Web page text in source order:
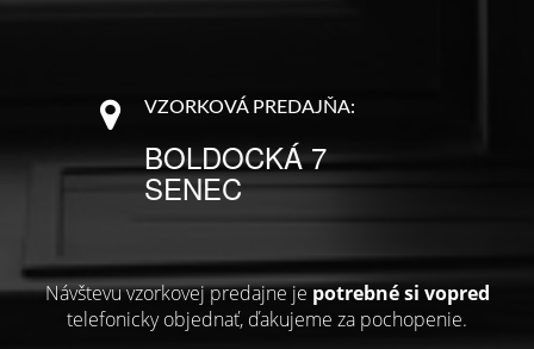
VZORKOVÁ PREDAJŇA:
BOLDOCKÁ 7
SENEC
Návštevu vzorkovej predajne jepotrebné si vopred
telefonicky objednať, ďakujeme za pochopenie.